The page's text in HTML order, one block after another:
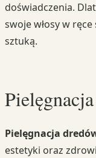
doświadczenia.
swoje włosy w
sztuką.
Pielęgnacja
estetyki oraz